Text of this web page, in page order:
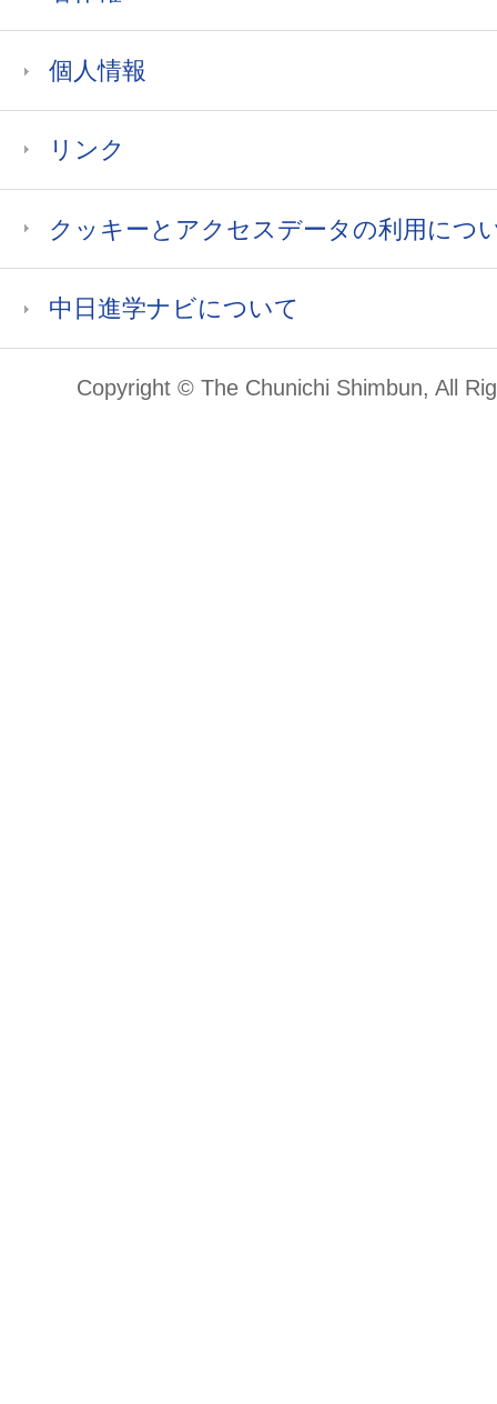
個人情報
リンク
クッキーとアクセスデータの利用につ
中日進学ナビについて
Copyright © The Chunichi Shimbun, All